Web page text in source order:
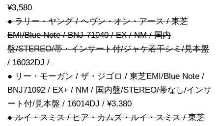
¥3,580
● ラリー・ヤング / ヘヴン・オン・アース / 東芝
EMI/Blue Note / BNJ-71040 / EX / NM / 国内
盤/STEREO/帯・インサート付/ジャケ若干シミ/見本盤
/ 16032DJ /
● リー・モーガン / ザ・ジゴロ / 東芝EMI/Blue Note /
BNJ71092 / EX+ / NM / 国内盤/STEREO/帯なし/インサ
ート付/見本盤 / 16014DJ / ¥3,380
● ルイ・スミス / ヒア・カムズ・ルイ・スミス / 東芝